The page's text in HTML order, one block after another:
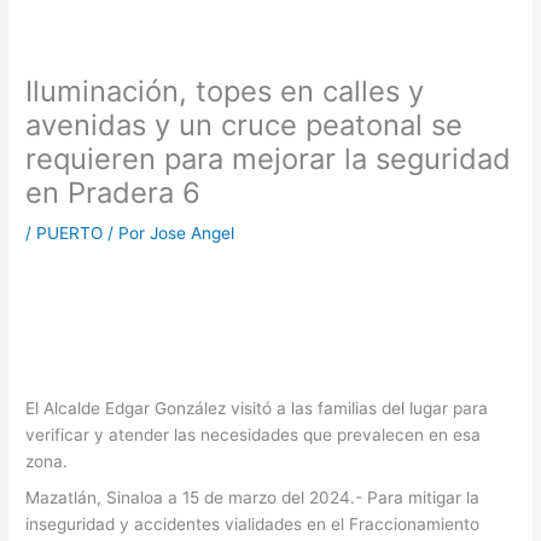
Iluminación, topes en calles y
avenidas y un cruce peatonal se
requieren para mejorar la seguridad
en Pradera 6
/ PUERTO / PorJose Angel
El Alcalde Edgar González visitó a las familias del lugar para
verificar y atender las necesidades que prevalecen en esa
zona.
Mazatlán, Sinaloa a 15 de marzo del 2024.- Para mitigar la
inseguridad y accidentes vialidades en el Fraccionamiento